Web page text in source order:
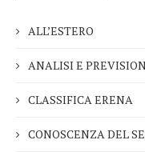
ALL’ESTERO
ANALISI E
CLASSIFICA ERENA
CONOSCENZA DEL